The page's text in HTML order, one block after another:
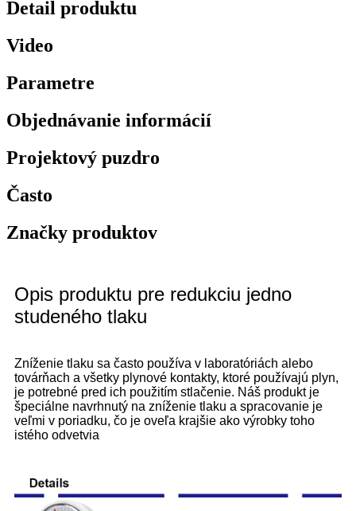
Detail produktu
Video
Parametre
Objednávanie informácií
Projektový puzdro
Často
Značky produktov
Opis produktu pre redukciu jedno
studeného tlaku
Zníženie tlaku sa často používa v laboratóriách alebo
továrňach a všetky plynové kontakty, ktoré používajú plyn,
je potrebné pred ich použitím stlačenie. Náš produkt je
špeciálne navrhnutý na zníženie tlaku a spracovanie je
veľmi v poriadku, čo je oveľa krajšie ako výrobky toho
istého odvetvia